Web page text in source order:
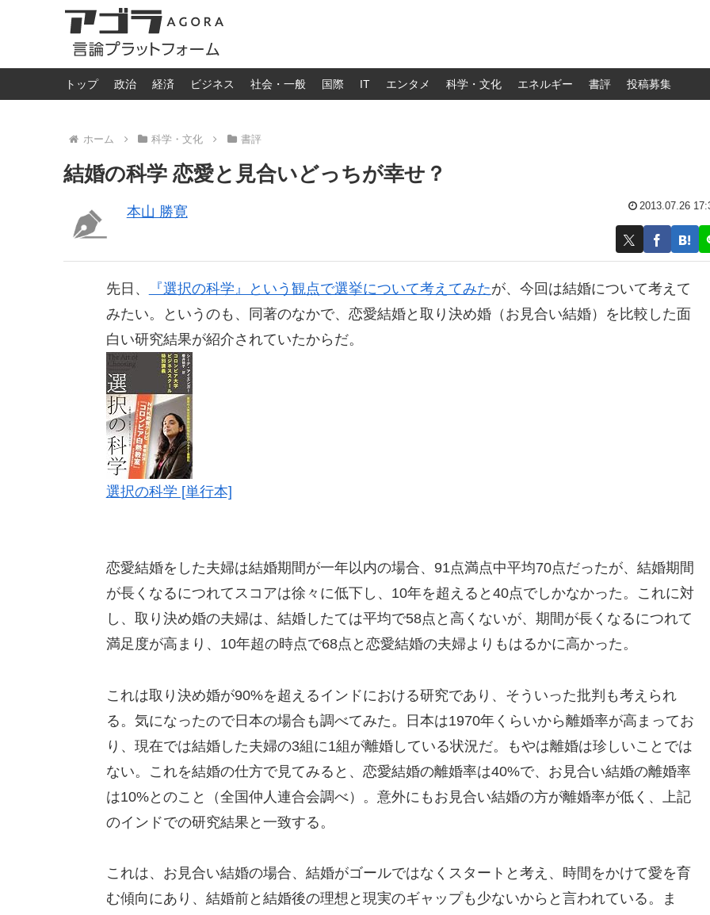
トップ 政治 経済 ビジネス 社会・一般 国際 IT エンタメ 科学・文化 エネルギー 書評 投稿募集
ホーム 科学・文化 書評
結婚の科学 恋愛と見合いどっちが幸せ？
本山 勝寛 2013.07.26
先日、 『選択の科学』という観点で選挙について考えてみたが、今回は結婚について考えて
みたい。というのも、同著のなかで、恋愛結婚と取り決め婚（お見合い結婚）を比較した面
白い研究結果が紹介されていたからだ。
選択の科学 [単行本]
恋愛結婚をした夫婦は結婚期間が一年以内の場合、91点満点中平均70点だったが、結婚期間
が長くなるにつれてスコアは徐々に低下し、10年を超えると40点でしかなかった。これに対
し、取り決め婚の夫婦は、結婚したては平均で58点と高くないが、期間が長くなるにつれて
満足度が高まり、10年超の時点で68点と恋愛結婚の夫婦よりもはるかに高かった。
これは取り決め婚が90%を超えるインドにおける研究であり、そういった批判も考えられ
る。気になったので日本の場合も調べてみた。日本は1970年くらいから離婚率が高まってお
り、現在では結婚した夫婦の3組に1組が離婚している状況だ。もやは離婚は珍しいことでは
ない。これを結婚の仕方で見てみると、恋愛結婚の離婚率は40%で、お見合い結婚の離婚率
は10%とのこと（全国仲人連合会調べ）。意外にもお見合い結婚の方が離婚率が低く、上記
のインドでの研究結果と一致する。
これは、お見合い結婚の場合、結婚がゴールではなくスタートと考え、時間をかけて愛を育
む傾向にあり、結婚前と結婚後の理想と現実のギャップも少ないからと言われている。ま